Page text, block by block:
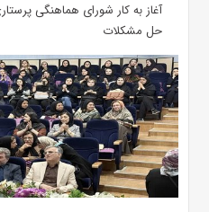
آغاز به کار شورای هماهنگی
حل مشکلات